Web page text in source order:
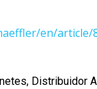
en/article/
, Distribuidor